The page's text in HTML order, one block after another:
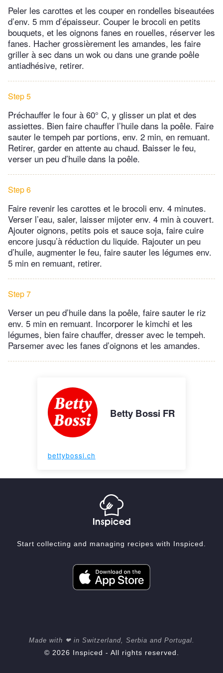
Peler les carottes et les couper en rondelles biseautées
d’env. 5 mm d’épaisseur. Couper le brocoli en petits
bouquets, et les oignons fanes en rouelles, réserver les
fanes. Hacher grossièrement les amandes, les faire
griller à sec dans un wok ou dans une grande poêle
antiadhésive, retirer.
Step 5
Préchauffer le four à 60° C, y glisser un plat et des
assiettes. Bien faire chauffer l’huile dans la poêle. Faire
sauter le tempeh par portions, env. 2 min, en remuant.
Retirer, garder en attente au chaud. Baisser le feu,
verser un peu d’huile dans la poêle.
Step 6
Faire revenir les carottes et le brocoli env. 4 minutes.
Verser l’eau, saler, laisser mijoter env. 4 min à couvert.
Ajouter oignons, petits pois et sauce soja, faire cuire
encore jusqu’à réduction du liquide. Rajouter un peu
d’huile, augmenter le feu, faire sauter les légumes env.
5 min en remuant, retirer.
Step 7
Verser un peu d’huile dans la poêle, faire sauter le riz
env. 5 min en remuant. Incorporer le kimchi et les
légumes, bien faire chauffer, dresser avec le tempeh.
Parsemer avec les fanes d’oignons et les amandes.
Betty Bossi FR
bettybossi.ch
Start collecting and managing recipes with Inspiced.
Made with ❤ in Switzerland, Serbia and Portugal.
© 2026 Inspiced - All rights reserved.